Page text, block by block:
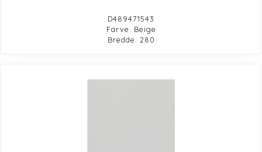
D489471543
Farve: Beige
Bredde: 280